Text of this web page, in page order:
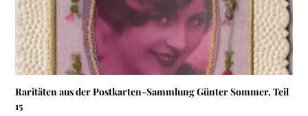
Raritäten aus der Postkarten-Sammlung Günter Sommer, Teil
15